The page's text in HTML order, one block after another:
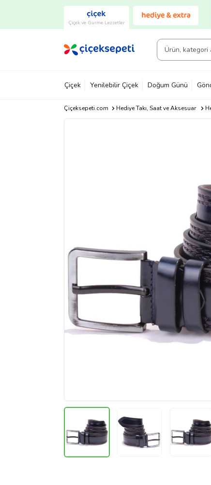
Çiçek ve Gurme Lezzetler
Çiçek Yenilebilir Çiçek Doğum Günü
Çiçeksepeti.com Hediye Takı, Saat ve Aksesuar